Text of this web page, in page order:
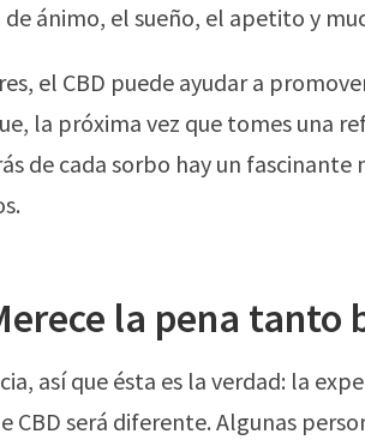
ánimo, el sueño, el apetito y
el CBD puede ayudar a
la próxima vez que tomes una
de cada sorbo hay un fascinante
la pena tanto
así que ésta es la verdad: la
CBD será diferente. Algunas